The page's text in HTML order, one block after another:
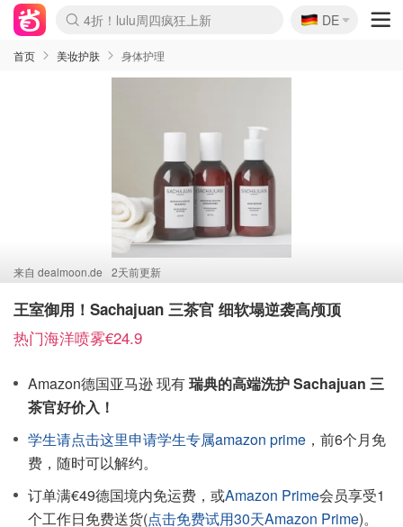
Boticinal 夏促开抢！
4折！lulu周四疯狂上新
还没结束！&OtherStories大促
Joybuy变相75折 随时失效
速领！Stanley独家85折
疑似霸哥！Camper额外叠85折
Zalando 奥莱闪促！每日更新
Moncler反季囤！5折起+叠9折
Coach Brooklyn仅€192
🇩🇪
DE
首页 美妆护肤 身体护理
来自 dealmoon.de 2天前更新
王室御用！Sachajuan 三茶官 细软塌逆袭高颅顶
热门海洋喷雾€24.9
Amazon德国亚马逊 现有瑞典的高端洗护 Sachajuan 三
茶官好价入！
学生请点击这里申请学生专属amazon prime ，前6个月免
费，随时可以解约。
订单满€49德国境内免运费，或Amazon Prime会员享受1
个工作日免费送货(点击免费试用30天Amazon Prime)。